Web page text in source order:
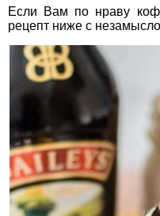
Если Вам по нраву
рецепт ниже с